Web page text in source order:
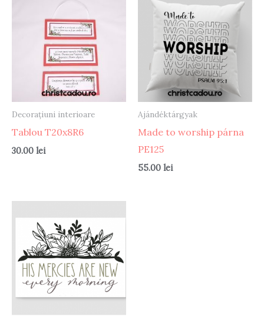
Decorațiuni interioare
Tablou T20x8R6
30.00 lei
Ajándéktárgyak
Made to worship párna
PE125
55.00 lei